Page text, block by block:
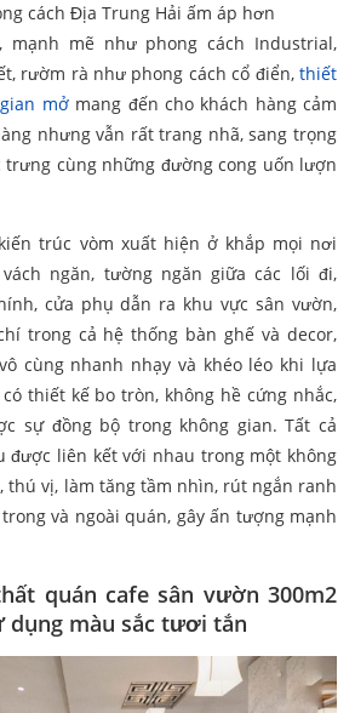
cách Địa Trung Hải ấm áp hơn
mạnh mẽ như phong cách Industrial,
rườm rà như phong cách cổ điển, thiết
mởmang đến cho khách hàng cảm
nhưng vẫn rất trang nhã, sang trọng
trưng cùng những đường cong uốn lượn
trúc vòm xuất hiện ở khắp mọi nơi
ngăn, tường ngăn giữa các lối đi,
cửa phụ dẫn ra khu vực sân vườn,
trong cả hệ thống bàn ghế và decor,
cùng nhanh nhạy và khéo léo khi lựa
thiết kế bo tròn, không hề cứng nhắc,
sự đồng bộ trong không gian. Tất cả
được liên kết với nhau trong một không
thú vị, làm tăng tầm nhìn, rút ngắn ranh
và ngoài quán, gây ấn tượng mạnh
quán cafe sân vườn 300m2
dụng màu sắc tươi tắn